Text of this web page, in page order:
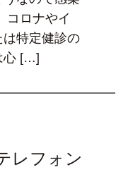
コロナやイ
特定健診の
心 […]
レフォン